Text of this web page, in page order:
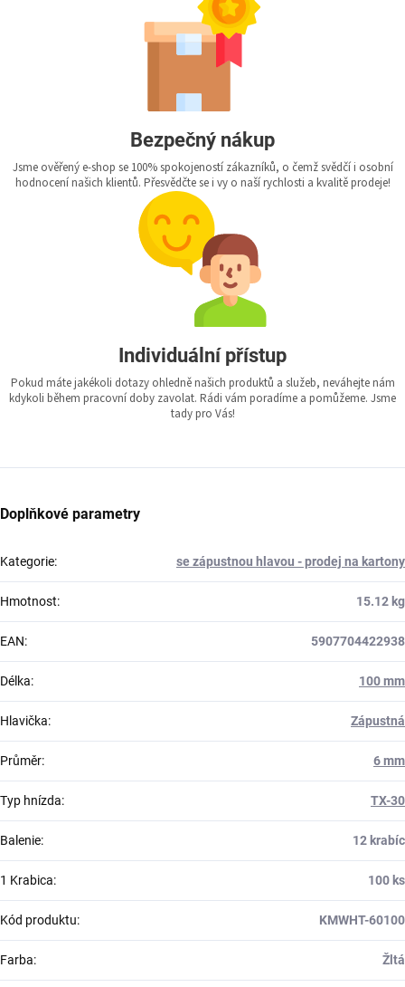
Bezpečný nákup
Jsme ověřený e-shop se 100% spokojeností zákazníků, o čemž svědčí i osobní
hodnocení našich klientů. Přesvědčte se i vy o naší rychlosti a kvalitě prodeje!
Individuální přístup
Pokud máte jakékoli dotazy ohledně našich produktů a služeb, neváhejte nám
kdykoli během pracovní doby zavolat. Rádi vám poradíme a pomůžeme. Jsme
tady pro Vás!
Doplňkové parametry
Kategorie: se zápustnou hlavou - prodej na kartony
Hmotnost: 15.12 kg
EAN: 5907704422938
Délka: 100 mm
Hlavička: Zápustná
Průměr: 6 mm
Typ hnízda: TX-30
Balenie: 12 krabíc
1 Krabica: 100 ks
Kód produktu: KMWHT-60100
Farba: Žltá